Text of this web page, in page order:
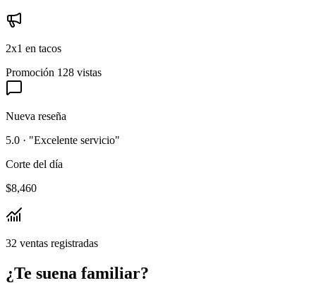
2x1 en tacos
Promoción 128 vistas
Nueva reseña
5.0 · "Excelente servicio"
Corte del día
$8,460
32 ventas registradas
¿Te suena familiar?